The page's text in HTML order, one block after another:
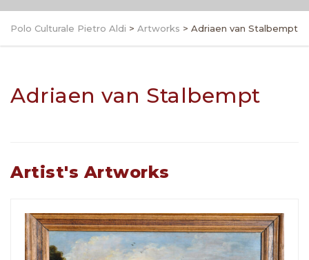
Polo Culturale Pietro Aldi > Artworks > Adriaen van Stalbempt
Adriaen van Stalbempt
Artist's Artworks